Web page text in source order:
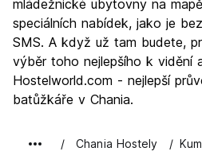
Hodnota za peníze
mládežnické ubytovny na
speciálních nabídek, jako je
SMS. A když už tam budete,
výběr toho nejlepšího k vidění
Hostelworld.com - nejlepší
batůžkáře v Chania.
Chania Hostely